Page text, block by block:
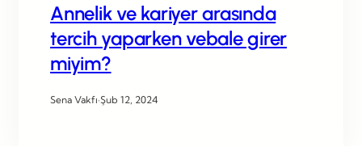
Annelik ve kariyer arasında
tercih yaparken vebale girer
miyim?
Sena Vakfı·Şub 12, 2024